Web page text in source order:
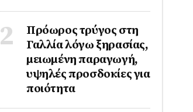
Πρόωρος τρύγος στη
Γαλλία λόγω ξηρασίας,
μειωμένη παραγωγή,
υψηλές προσδοκίες για
ποιότητα